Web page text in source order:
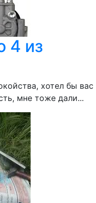
4 из
хотел бы вас
мне тоже дали...